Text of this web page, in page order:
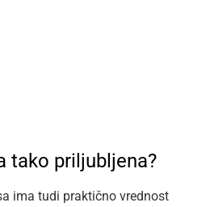
tako priljubljena?
ima tudi praktično vrednost